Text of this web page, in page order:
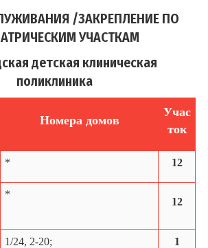
/ЗАКРЕПЛЕНИЕ ПО
УЧАСТКАМ
детская клиническая
поликлиника
Номера домов
Учас
ток
* 12
*
12
1/24, 2-20; 1